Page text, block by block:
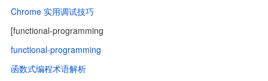
Chrome 实用调试技巧
[functional-programming
functional-programming
函数式编程术语解析